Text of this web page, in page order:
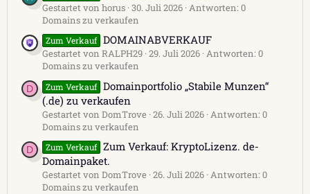
Gestartet von horus 30. Juli 2026 Antworten: 0
Domains zu verkaufen
Zum Verkauf DOMAINABVERKAUF
Gestartet von RALPH29 29. Juli 2026 Antworten: 0
Domains zu verkaufen
D Zum Verkauf Domainportfolio „Stabile Munzen“
(.de) zu verkaufen
Gestartet von DomTrove 26. Juli 2026 Antworten: 0
Domains zu verkaufen
D Zum Verkauf Zum Verkauf: KryptoLizenz. de-
Domainpaket.
Gestartet von DomTrove 26. Juli 2026 Antworten: 0
Domains zu verkaufen